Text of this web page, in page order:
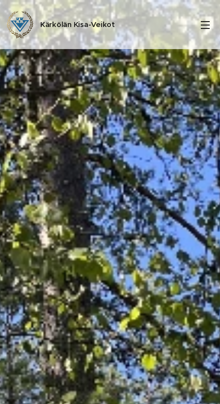
Kärkölän Kisa-Veikot